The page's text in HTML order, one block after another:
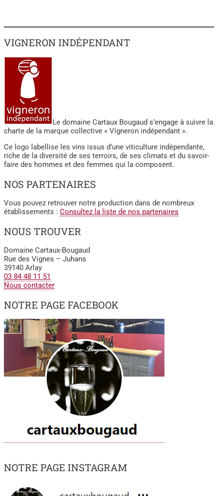
VIGNERON INDÉPENDANT
Le domaine Cartaux Bougaud s’engage à suivre la
charte de la marque collective « Vigneron indépendant ».
Ce logo labellise les vins issus d’une viticulture indépendante,
riche de la diversité de ses terroirs, de ses climats et du savoir-
faire des hommes et des femmes qui la composent.
NOS PARTENAIRES
Vous pouvez retrouver notre production dans de nombreux
établissements : Consultez la liste de nos partenaires
NOUS TROUVER
Domaine Cartaux-Bougaud
Rue des Vignes – Juhans
39140 Arlay
03 84 48 11 51
Nous contacter
NOTRE PAGE FACEBOOK
NOTRE PAGE INSTAGRAM